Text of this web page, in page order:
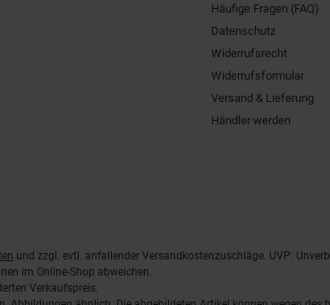
Häufige Fragen (FAQ)
Datenschutz
Widerrufsrecht
Widerrufsformular
Versand & Lieferung
Händler werden
und zzgl. evtl. anfallender Versandkostenzuschläge. UVP:
im Online-Shop abweichen.
Verkaufspreis.